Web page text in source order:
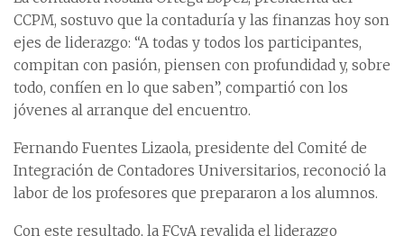
CCPM, sostuvo que la contaduría y las finanzas hoy son
ejes de liderazgo: “A todas y todos los participantes,
compitan con pasión, piensen con profundidad y, sobre
todo, confíen en lo que saben”, compartió con los
jóvenes al arranque del encuentro.
Fernando Fuentes Lizaola, presidente del Comité de
Integración de Contadores Universitarios, reconoció la
labor de los profesores que prepararon a los alumnos.
Con este resultado, la FCyA revalida el liderazgo